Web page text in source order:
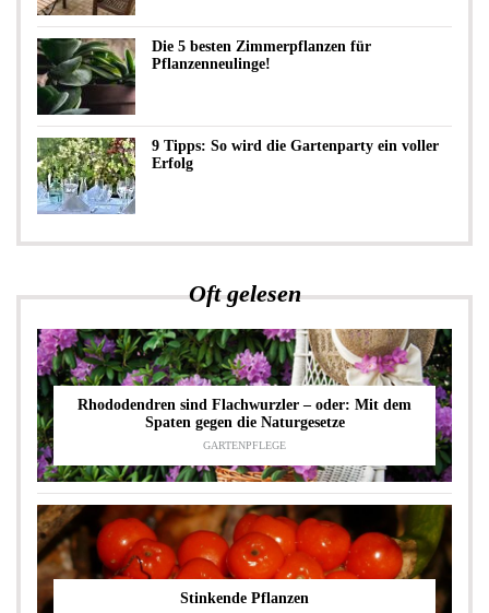
Die 5 besten Zimmerpflanzen für
Pflanzenneulinge!
9 Tipps: So wird die Gartenparty ein voller
Erfolg
Oft gelesen
Rhododendren sind Flachwurzler – oder: Mit dem
Spaten gegen die Naturgesetze
GARTENPFLEGE
Stinkende Pflanzen